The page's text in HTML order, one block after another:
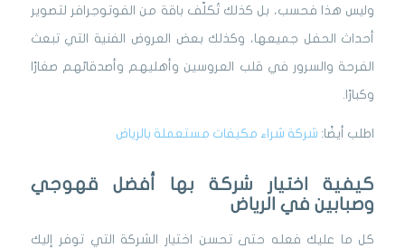
وليس هذا فحسب، بل كذلك تُكلّف باقة من الفوتوجرافر لتصوير
أحداث الحفل جميعها، وكذلك بعض العروض الفنية التي تبعث
الفرحة والسرور في قلب العروسين وأهليهم وأصدقائهم صغارًا
وكبارًا.
اطلب أيضًا: شركة شراء مكيفات مستعملة بالرياض
كيفية اختيار شركة بها أفضل قهوجي
وصبابين في الرياض
كل ما عليك فعله حتى تحسن اختيار الشركة التي توفر إليك